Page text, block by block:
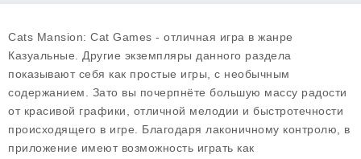
Cats Mansion: Cat Games - отличная игра в жанре
Казуальные. Другие экземпляры данного раздела
показывают себя как простые игры, с необычным
содержанием. Зато вы почерпнёте большую массу радости
от красивой графики, отличной мелодии и быстротечности
происходящего в игре. Благодаря лаконичному контролю, в
приложение имеют возможность играть как